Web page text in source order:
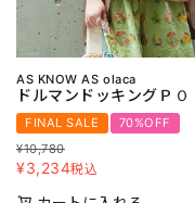
AS KNOW AS olaca
ドルマンドッキングＰＯ
FINAL SALE
70%OFF
¥10,780
¥3,234税込